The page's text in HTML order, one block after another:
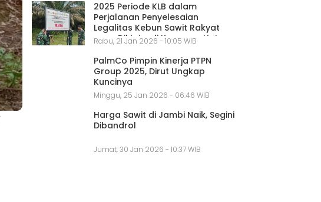
2025 Periode KLB dalam
Perjalanan Penyelesaian
Legalitas Kebun Sawit Rakyat
yang Diklaim di Kawasan Hutan
Rabu, 21 Jan 2026 - 10:05 WIB
PalmCo Pimpin Kinerja PTPN
Group 2025, Dirut Ungkap
Kuncinya
Minggu, 25 Jan 2026 - 06:46 WIB
Harga Sawit di Jambi Naik, Segini
Dibandrol
Jumat, 30 Jan 2026 - 10:37 WIB